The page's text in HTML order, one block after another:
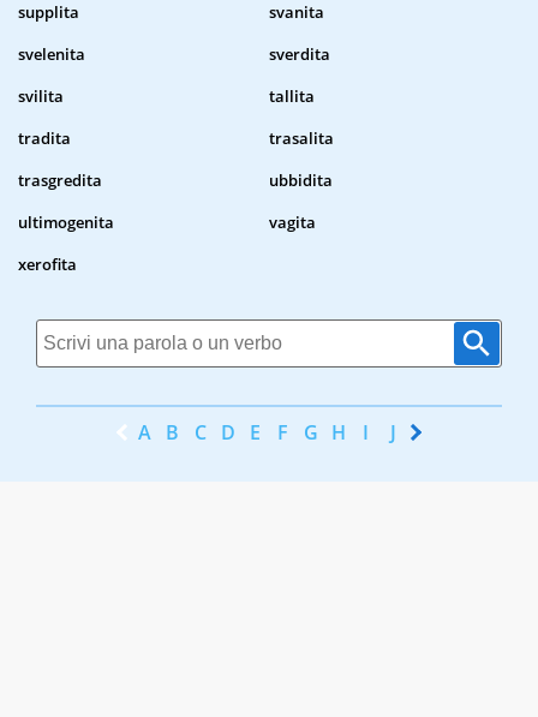
supplita
svanita
svelenita
sverdita
svilita
tallita
tradita
trasalita
trasgredita
ubbidita
ultimogenita
vagita
xerofita
A B C D E F G H I J K